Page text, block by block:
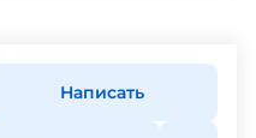
Написать